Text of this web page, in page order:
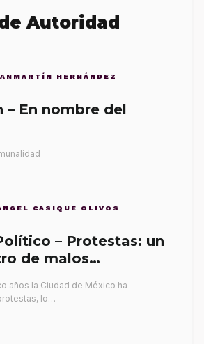
Autoridad
HERNÁNDEZ
– En nombre del
CASIQUE OLIVOS
– Protestas: un
de malos
años la Ciudad de México ha
lo…